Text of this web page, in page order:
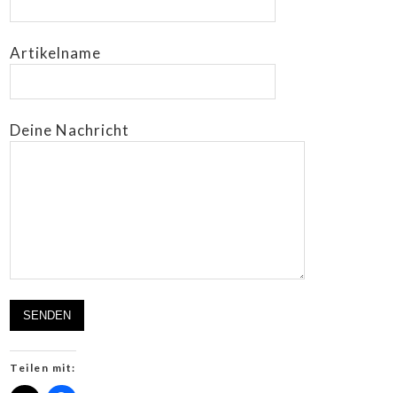
Artikelname
Deine Nachricht
Teilen mit: